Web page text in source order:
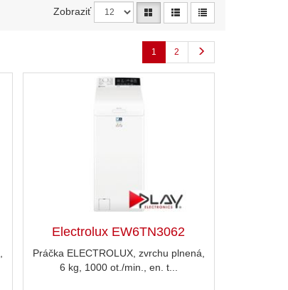
Zobraziť
1 2
Electrolux EW6TN3062
Práčka ELECTROLUX, zvrchu plnená,
6 kg, 1000 ot./min., en. t...